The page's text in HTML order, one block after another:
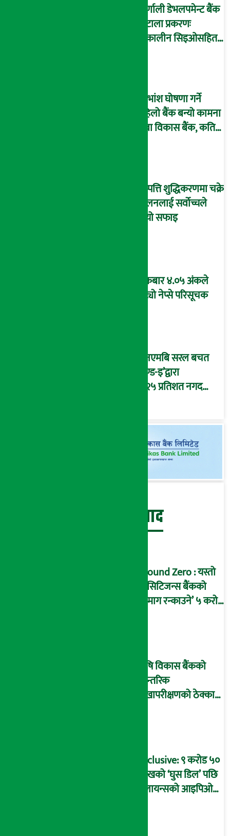
कर्णाली डेभलपमेन्ट बैंक
घोटाला प्रकरणः
तत्कालीन सिइओसहित
लाभांश घोषणा गर्ने
पहिलो बैंक बन्यो कामना
सेवा विकास बैंक, कति
सम्पत्ति शुद्धिकरणमा चक्रे
मिलनलाई सर्वोच्चले
दियो सफाइ
शुक्रबार ४.०५ अंकले
घट्यो नेप्से परिसूचक
‘एनएमबि सरल बचत
फण्ड-इ’द्वारा
५.२५ प्रतिशत नगद
बेथिति मुर्दाबाद
Ground Zero : यस्तो
छ सिटिजन्स बैंकको
‘दिमाग रन्काउने’ ५ करोड
कृषि विकास बैंकको
आन्तरिक
लेखापरीक्षणको ठेक्का
आरोप !
Exclusive: ९ करोड ५०
लाखको ‘घुस डिल’ पछि
रिलायन्सको आइपिओ